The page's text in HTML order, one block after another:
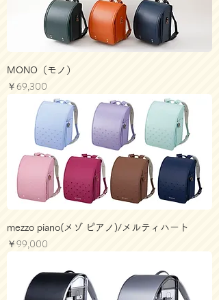
MONO（モノ）
価格
￥69,300
mezzo piano(メゾ ピアノ)/メルティハート
価格
￥99,000